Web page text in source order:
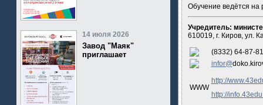
14 июля 2026
Завод "Маяк"
приглашает
Обучение ведётся на
Учредитель:
610019, г. Киров, ул.
(8332) 64-87-
infor@
WWW
http://
http://